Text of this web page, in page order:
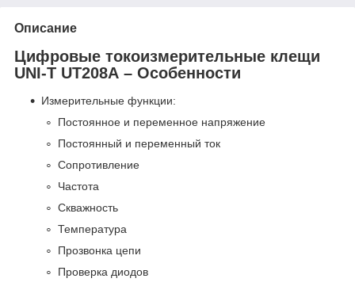
Описание
Цифровые токоизмерительные клещи
UNI-T UT208A – Особенности
Измерительные функции:
Постоянное и переменное напряжение
Постоянный и переменный ток
Сопротивление
Частота
Скважность
Температура
Прозвонка цепи
Проверка диодов